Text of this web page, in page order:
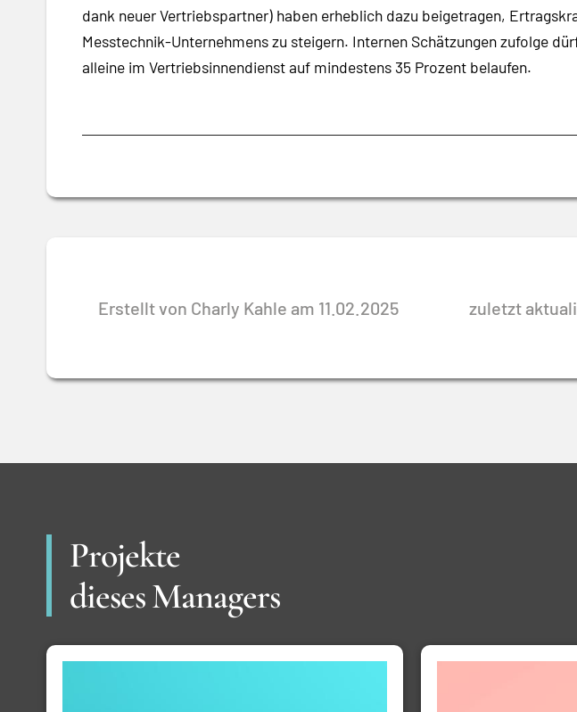
dank neuer Vertriebspartner) haben erheblich dazu beigetragen,
Messtechnik-Unternehmens zu steigern. Internen Schätzungen zufolge
alleine im Vertriebsinnendienst auf mindestens 35 Prozent belaufen.
Erstellt von Charly Kahle am 11.02.2025 zuletzt
Projekte
dieses Managers